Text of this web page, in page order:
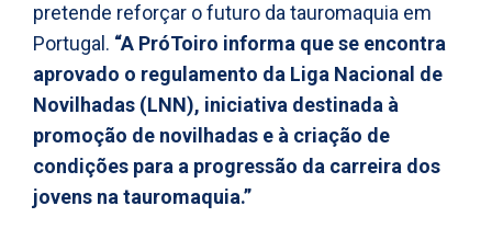
pretende reforçar o futuro da tauromaquia em
Portugal. “A PróToiro informa que se encontra
aprovado o regulamento da Liga Nacional de
Novilhadas (LNN), iniciativa destinada à
promoção de novilhadas e à criação de
condições para a progressão da carreira dos
jovens na tauromaquia.”